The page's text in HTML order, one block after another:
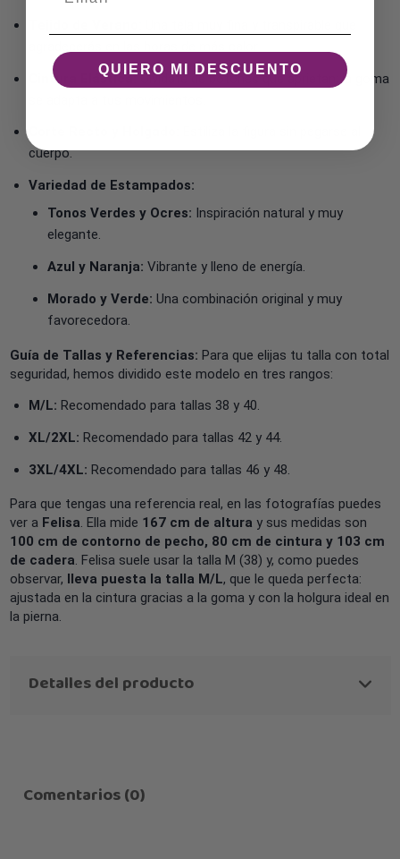
Cintura Elástica:Olvídate de botones que aprietan; la goma
cuerpo.
Variedad de Estampados:
Tonos Verdes y Ocres: Inspiración natural y muy
elegante.
Azul y Naranja: Vibrante y lleno de energía.
Morado y Verde: Una combinación original y muy
favorecedora.
Guía de Tallas y Referencias: Para que elijas tu talla con total
seguridad, hemos dividido este modelo en tres rangos:
M/L: Recomendado para tallas 38 y 40.
XL/2XL: Recomendado para tallas 42 y 44.
3XL/4XL: Recomendado para tallas 46 y 48.
Para que tengas una referencia real, en las fotografías puedes
ver a Felisa. Ella mide 167 cm de altura y sus medidas son
100 cm de contorno de pecho, 80 cm de cintura y 103 cm
de cadera. Felisa suele usar la talla M (38) y, como puedes
observar, lleva puesta la talla M/L, que le queda perfecta:
ajustada en la cintura gracias a la goma y con la holgura ideal en
la pierna.
Detalles del producto
Comentarios (0)
QUIERO MI DESCUENTO